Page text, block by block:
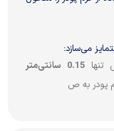
می‌سازد:
تنها 0.15 سانتی‌متر
پودر به ص